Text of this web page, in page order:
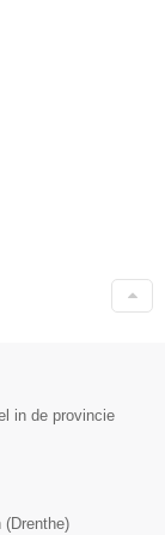
in de provincie
(Drenthe)